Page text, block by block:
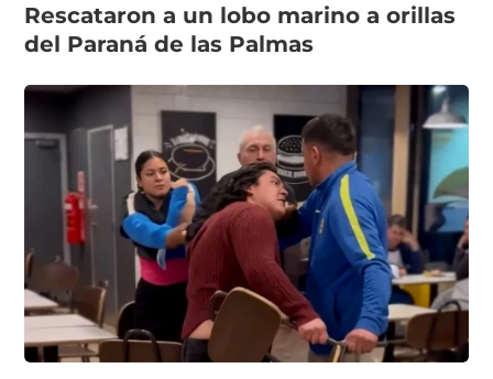
Rescataron a un lobo marino a orillas
del Paraná de las Palmas